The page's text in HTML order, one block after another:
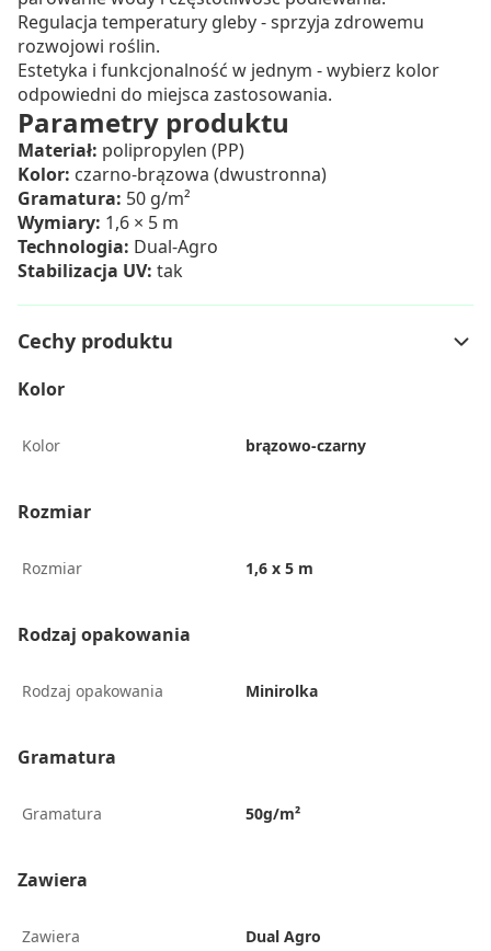
Regulacja temperatury gleby - sprzyja zdrowemu
rozwojowi roślin.
Estetyka i funkcjonalność w jednym - wybierz kolor
odpowiedni do miejsca zastosowania.
Parametry produktu
Materiał: polipropylen (PP)
Kolor: czarno-brązowa (dwustronna)
Gramatura: 50 g/m²
Wymiary: 1,6 × 5 m
Technologia: Dual-Agro
Stabilizacja UV: tak
Cechy produktu
Kolor
Kolor brązowo-czarny
Rozmiar
Rozmiar 1,6 x 5 m
Rodzaj opakowania
Rodzaj opakowania Minirolka
Gramatura
Gramatura 50g/m²
Zawiera
Zawiera Dual Agro